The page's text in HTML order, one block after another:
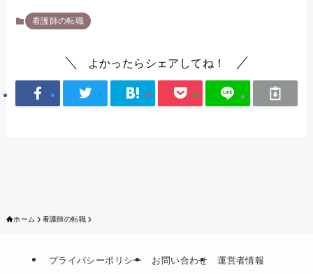
看護師の転職
よかったらシェアしてね！
ホーム 看護師の転職
プライバシーポリシー お問い合わせ 運営者情報